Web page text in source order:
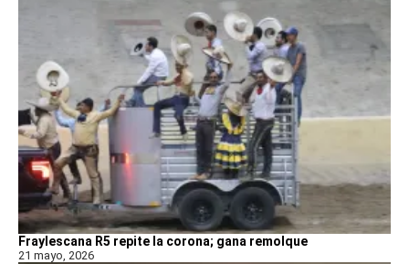
Fraylescana R5 repite la corona; gana remolque
21 mayo, 2026